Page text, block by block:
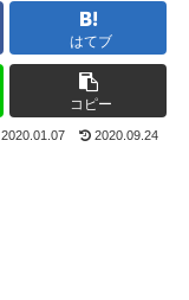
はてブ
コピー
2020.01.07 2020.09.24